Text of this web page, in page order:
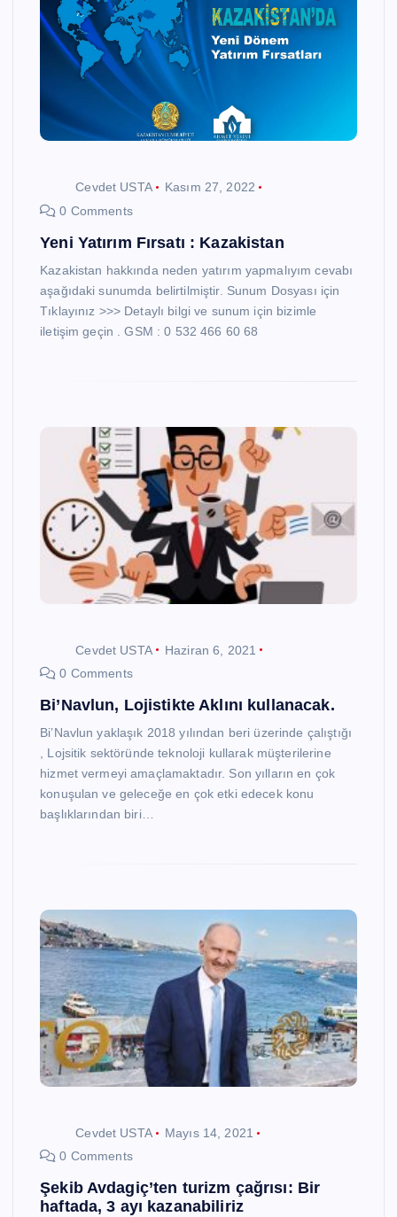
Cevdet USTA
Kasım 27, 2022
0 Comments
Yeni Yatırım Fırsatı : Kazakistan
Kazakistan hakkında neden yatırım yapmalıyım cevabı
aşağıdaki sunumda belirtilmiştir. Sunum Dosyası için
Tıklayınız >>> Detaylı bilgi ve sunum için bizimle
iletişim geçin . GSM : 0 532 466 60 68
Cevdet USTA
Haziran 6, 2021
0 Comments
Bi’Navlun, Lojistikte Aklını kullanacak.
Bi’Navlun yaklaşık 2018 yılından beri üzerinde çalıştığı
, Lojsitik sektöründe teknoloji kullarak müşterilerine
hizmet vermeyi amaçlamaktadır. Son yılların en çok
konuşulan ve geleceğe en çok etki edecek konu
başlıklarından biri…
Cevdet USTA
Mayıs 14, 2021
0 Comments
Şekib Avdagiç’ten turizm çağrısı: Bir
haftada, 3 ayı kazanabiliriz